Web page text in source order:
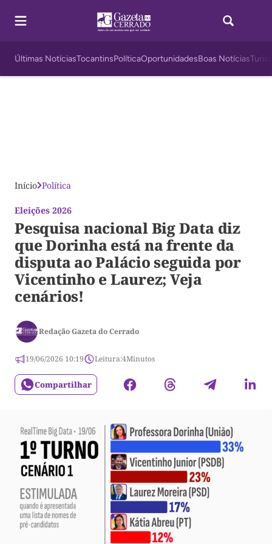
Últimas NotíciasTocantinsPolíticaOportunidadesBoas Notícias
Início Política
Eleições 2026
Pesquisa nacional Big Data diz
que Dorinha está na frente da
disputa ao Palácio seguida por
Vicentinho e Laurez; Veja
cenários!
Redação Gazeta do Cerrado
19/06/2026 10:19 Leitura:4Minutos
Compartilhar